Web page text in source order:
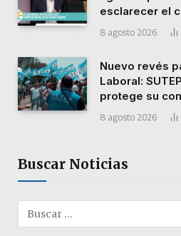
esclarecer el
8 agosto 2026
Nuevo revés
Laboral:
protege su
8 agosto 2026
Buscar Noticias